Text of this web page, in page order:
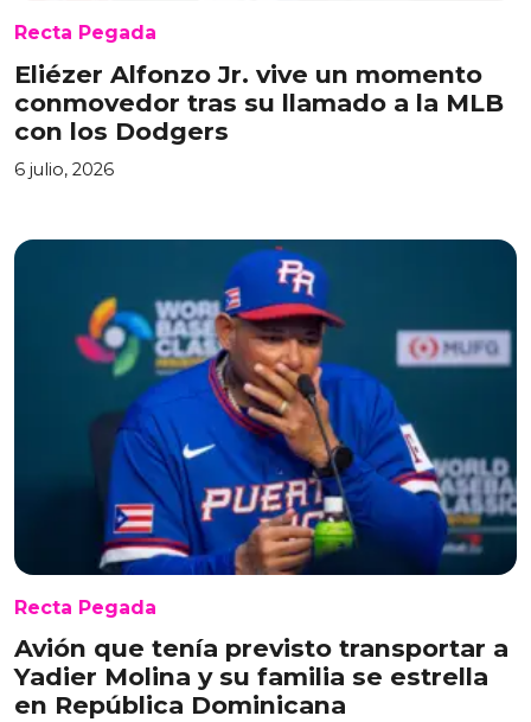
Recta Pegada
Eliézer Alfonzo Jr. vive un momento
conmovedor tras su llamado a la MLB
con los Dodgers
6 julio, 2026
Recta Pegada
Avión que tenía previsto transportar a
Yadier Molina y su familia se estrella
en República Dominicana